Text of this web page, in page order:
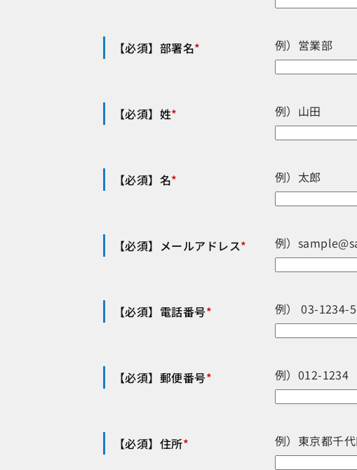
【必須】部署名* 例）営業部
【必須】姓* 例）山田
【必須】名* 例）太郎
【必須】メールアドレス* 例）
【必須】電話番号* 例） 03-1234-
【必須】郵便番号* 例）012-1234
【必須】住所* 例）東京都千